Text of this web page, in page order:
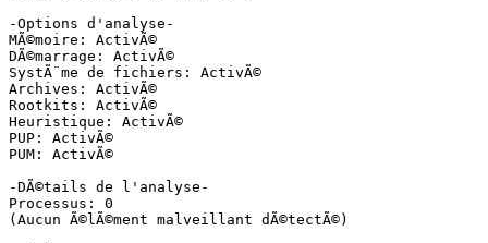
-Options d'analyse-
MÃ©moire: ActivÃ©
DÃ©marrage: ActivÃ©
SystÃ¨me de fichiers: ActivÃ©
Archives: ActivÃ©
Rootkits: ActivÃ©
Heuristique: ActivÃ©
PUP: ActivÃ©
PUM: ActivÃ©
-DÃ©tails de l'analyse-
Processus: 0
(Aucun Ã©lÃ©ment malveillant dÃ©tectÃ©)